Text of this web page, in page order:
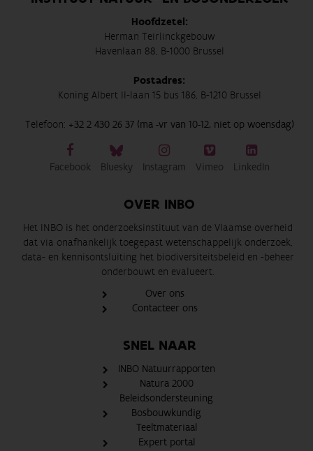
Hoofdzetel:
Herman Teirlinckgebouw
Havenlaan 88, B-1000 Brussel
Postadres:
Koning Albert II-laan 15 bus 186, B-1210 Brussel
Telefoon: +32 2 430 26 37 (ma -vr van 10-12, niet op woensdag)
Facebook Bluesky Instagram Vimeo LinkedIn
OVER INBO
Het INBO is het onderzoeksinstituut van de Vlaamse overheid
dat via onafhankelijk toegepast wetenschappelijk onderzoek,
data- en kennisontsluiting het biodiversiteitsbeleid en -beheer
onderbouwt en evalueert.
Over ons
Contacteer ons
SNEL NAAR
INBO Natuurrapporten
Natura 2000
Beleidsondersteuning
Bosbouwkundig
Teeltmateriaal
Expert portal